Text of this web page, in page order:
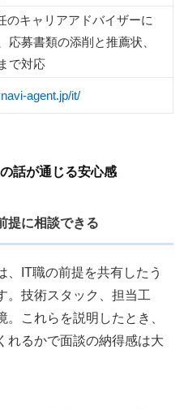
うすればいいですか？
うかはどこで見分けますか？
を見て判断する
外も並行して比べたい方へ
のキャリアアドバイザーに
応募書類の添削と推薦状、
で対応
agent.jp/it/
話が通じる安心感
提に相談できる
、IT職の前提を共有したう
。技術スタック、担当工
これらを説明したとき、
れるかで面談の納得感は大